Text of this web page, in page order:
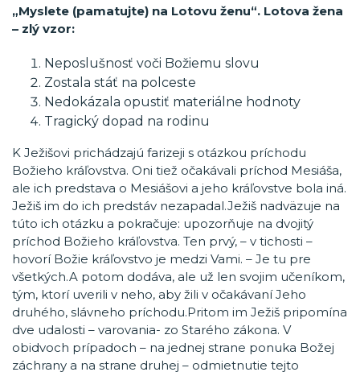
„Myslete (pamatujte) na Lotovu ženu“. Lotova žena
– zlý vzor:
Neposlušnosť voči Božiemu slovu
Zostala stáť na polceste
Nedokázala opustiť materiálne hodnoty
Tragický dopad na rodinu
K Ježišovi prichádzajú farizeji s otázkou príchodu
Božieho kráľovstva. Oni tiež očakávali príchod Mesiáša,
ale ich predstava o Mesiášovi a jeho kráľovstve bola iná.
Ježiš im do ich predstáv nezapadal.Ježiš nadväzuje na
túto ich otázku a pokračuje: upozorňuje na dvojitý
príchod Božieho kráľovstva. Ten prvý, – v tichosti –
hovorí Božie kráľovstvo je medzi Vami. – Je tu pre
všetkých.A potom dodáva, ale už len svojim učeníkom,
tým, ktorí uverili v neho, aby žili v očakávaní Jeho
druhého, slávneho príchodu.Pritom im Ježiš pripomína
dve udalosti – varovania- zo Starého zákona. V
obidvoch prípadoch – na jednej strane ponuka Božej
záchrany a na strane druhej – odmietnutie tejto